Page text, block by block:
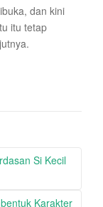
dan kini
itu tetap
Si Kecil
Karakter